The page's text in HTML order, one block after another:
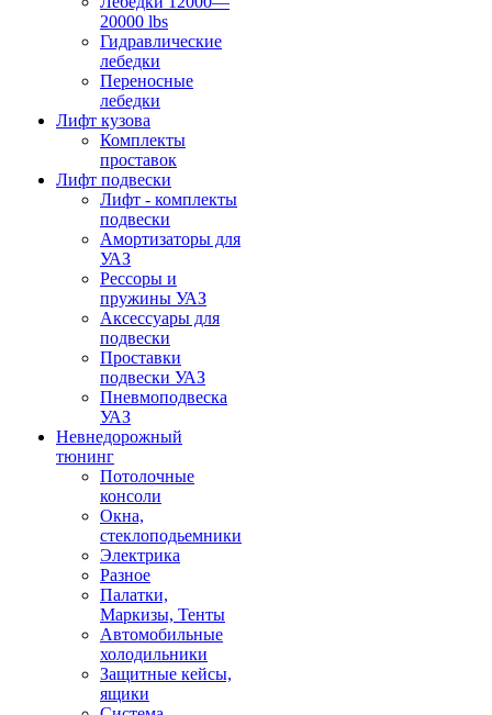
20000 lbs
Гидравлические
лебедки
Переносные
лебедки
Лифт кузова
Комплекты
проставок
Лифт подвески
Лифт - комплекты
подвески
Амортизаторы для
УАЗ
Рессоры и
пружины УАЗ
Аксессуары для
подвески
Проставки
подвески УАЗ
Пневмоподвеска
УАЗ
Невнедорожный
тюнинг
Потолочные
консоли
Окна,
стеклоподьемники
Электрика
Разное
Палатки,
Маркизы, Тенты
Автомобильные
холодильники
Защитные кейсы,
ящики